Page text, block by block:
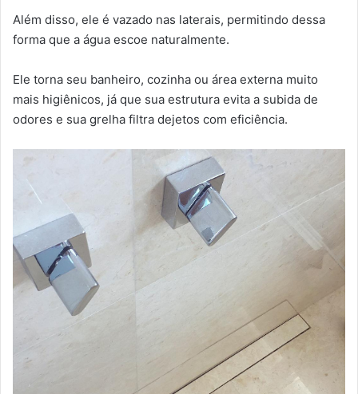
Além disso, ele é vazado nas laterais, permitindo dessa
forma que a água escoe naturalmente.
Ele torna seu banheiro, cozinha ou área externa muito
mais higiênicos, já que sua estrutura evita a subida de
odores e sua grelha filtra dejetos com eficiência.